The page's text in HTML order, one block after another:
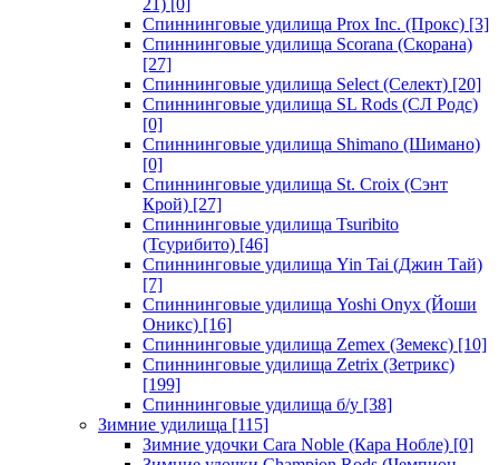
21) [0]
Спиннинговые удилища Prox Inc. (Прокс) [3]
Спиннинговые удилища Scorana (Скорана)
[27]
Спиннинговые удилища Select (Селект) [20]
Спиннинговые удилища SL Rods (СЛ Родс)
[0]
Спиннинговые удилища Shimano (Шимано)
[0]
Спиннинговые удилища St. Croix (Сэнт
Крой) [27]
Спиннинговые удилища Tsuribito
(Тсурибито) [46]
Спиннинговые удилища Yin Tai (Джин Тай)
[7]
Спиннинговые удилища Yoshi Onyx (Йоши
Оникс) [16]
Спиннинговые удилища Zemex (Земекс) [10]
Спиннинговые удилища Zetrix (Зетрикс)
[199]
Спиннинговые удилища б/у [38]
Зимние удилища [115]
Зимние удочки Cara Noble (Кара Нобле) [0]